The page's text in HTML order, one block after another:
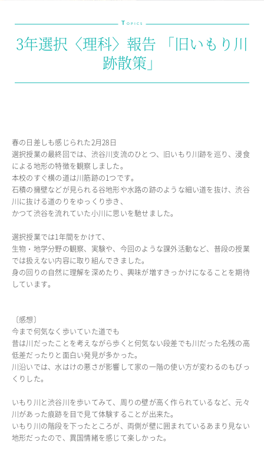
教育の特色・紹介
教育課程
キリスト教教育
スクールライフ
スクールカレンダー
1日の流れ
クラブ・同好会紹介
施設設備紹介
進学・進路
学友会
生徒の作品
入試・入学案内
入試要項
志願者速報
合格者発表
入試結果
入学金・学費等一覧
入試問題
学校案内
T OPICS
3年選択〈理科〉報告 「旧いもり川
跡散策」
春の日差しも感じられた2月28日
選択授業の最終回では、渋谷川支流のひとつ、旧いもり川跡を巡り、浸食
による地形の特徴を観察しました。
本校のすぐ横の道は川筋跡の1つです。
石積の擁壁などが見られる谷地形や水路の跡のような細い道を抜け、渋谷
川に抜ける道のりをゆっくり歩き、
かつて渋谷を流れていた小川に思いを馳せました。
選択授業では1年間をかけて、
生物・地学分野の観察、実験や、今回のような課外活動など、普段の授業
では扱えない内容に取り組んできました。
身の回りの自然に理解を深めたり、興味が増すきっかけになることを期待
しています。
〔感想〕
今まで何気なく歩いていた道でも
昔は川だったことを考えながら歩くと何気ない段差でも川だった名残の高
低差だったりと面白い発見が多かった。
川沿いでは、水はけの悪さが影響して家の一階の使い方が変わるのもびっ
くりした。
いもり川と渋谷川を歩いてみて、周りの壁が高く作られているなど、元々
川があった痕跡を目で見て体験することが出来た。
いもり川の階段を下ったところが、両側が壁に囲まれているあまり見ない
地形だったので、異国情緒を感じて楽しかった。